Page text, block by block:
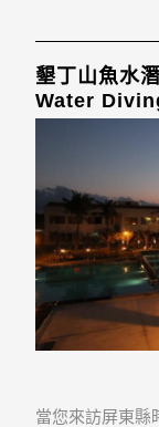
墾丁山魚水
Water
當您來訪屏東縣